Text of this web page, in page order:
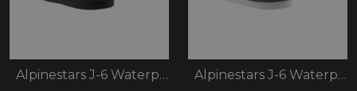
Alpinestars J-6 Waterproof
Alpinestars J-6 Waterproof